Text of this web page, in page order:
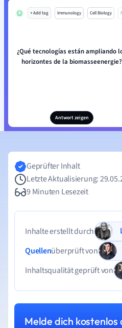
+ Add tag Immunology Cell Biology
¿Qué tecnologías están ampliando
horizontes de la biomasseenergie?
Antwort zeigen
Geprüfter Inhalt
Letzte Aktualisierung:
9 Minuten Lesezeit
Inhalte erstellt durch
Quellenüberprüft von
Inhaltsqualität geprüft von
Melde dich kostenlos